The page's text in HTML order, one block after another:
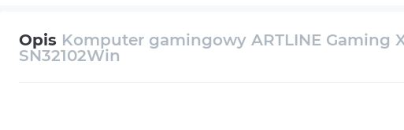
Opis Komputer gamingowy ARTLINE Gaming
SN32102Win